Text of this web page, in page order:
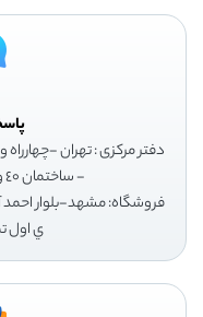
دفتر مرکزی : تهران -
- ساختمان ٤٠ واحد٤٤ تماس: 02166961856
فروشگاه: مشهد-بلوار
ي اول تماس: